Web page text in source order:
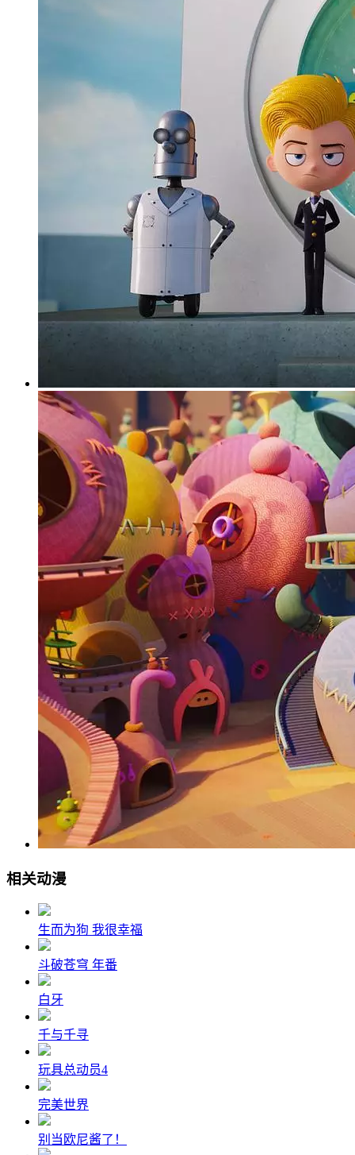
相关动漫
生而为狗 我很幸福
斗破苍穹 年番
白牙
千与千寻
玩具总动员4
完美世界
别当欧尼酱了！